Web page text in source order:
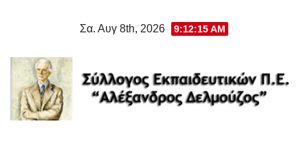
Σα. Αυγ 8th, 2026 9:12:16 AM